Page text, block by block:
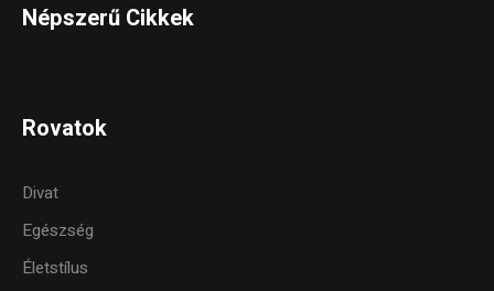
Népszerű Cikkek
Rovatok
Divat
Egészség
Életstílus